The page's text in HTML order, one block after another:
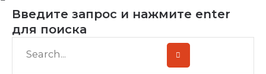
Введите запрос и нажмите enter
для поиска